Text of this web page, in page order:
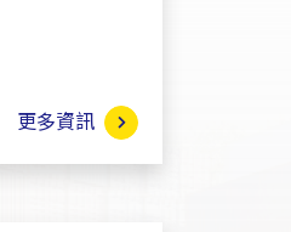
更多資訊